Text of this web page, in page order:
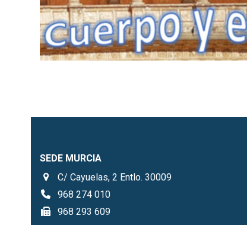
SEDE MURCIA
C/ Cayuelas, 2 Entlo. 30009
968 274 010
968 293 609